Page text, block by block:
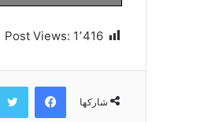
Post Views: 1٬416
شاركها
فيسبوك